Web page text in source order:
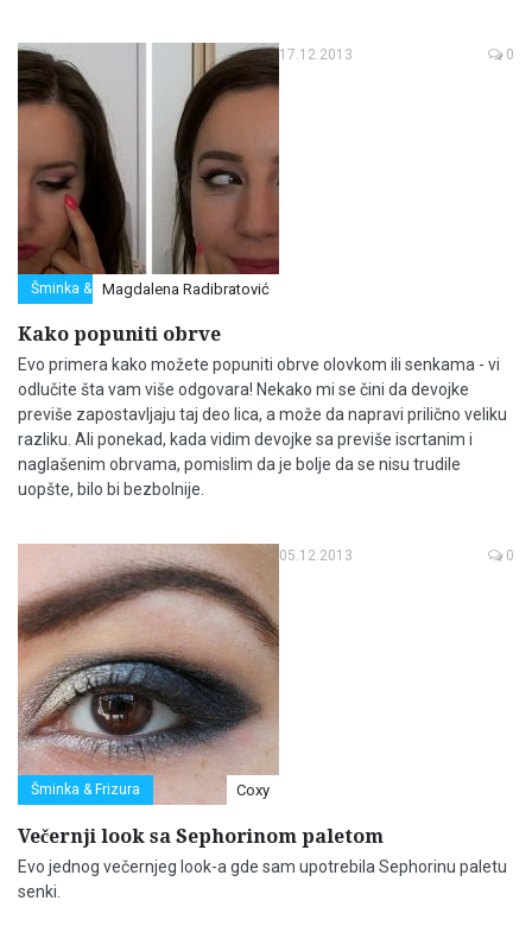
Šminka & FrizuraMagdalena Radibratović
17.12.2013 0
Kako popuniti obrve
Evo primera kako možete popuniti obrve olovkom ili senkama - vi
odlučite šta vam više odgovara! Nekako mi se čini da devojke
previše zapostavljaju taj deo lica, a može da napravi prilično veliku
razliku. Ali ponekad, kada vidim devojke sa previše iscrtanim i
naglašenim obrvama, pomislim da je bolje da se nisu trudile
uopšte, bilo bi bezbolnije.
Šminka & Frizura Coxy
05.12.2013 0
Večernji look sa Sephorinom paletom
Evo jednog večernjeg look-a gde sam upotrebila Sephorinu paletu
senki.